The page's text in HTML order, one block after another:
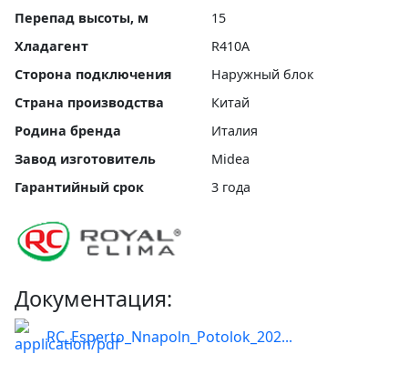
Перепад высоты, м
15
Хладагент
R410A
Сторона подключения
Наружный блок
Страна производства
Китай
Родина бренда
Италия
Завод изготовитель
Midea
Гарантийный срок
3 года
Документация:
RC_Esperto_Nnapoln_Potolok_202...